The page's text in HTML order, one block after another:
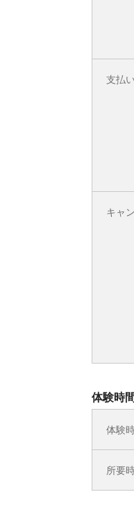
支払
キャ
体験時
体験
所要